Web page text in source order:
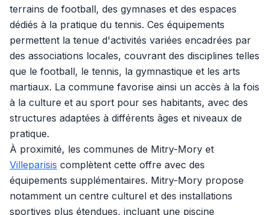
terrains de football, des gymnases et des espaces
dédiés à la pratique du tennis. Ces équipements
permettent la tenue d'activités variées encadrées par
des associations locales, couvrant des disciplines telles
que le football, le tennis, la gymnastique et les arts
martiaux. La commune favorise ainsi un accès à la fois
à la culture et au sport pour ses habitants, avec des
structures adaptées à différents âges et niveaux de
pratique.
À proximité, les communes de Mitry-Mory et
Villeparisis complètent cette offre avec des
équipements supplémentaires. Mitry-Mory propose
notamment un centre culturel et des installations
sportives plus étendues, incluant une piscine